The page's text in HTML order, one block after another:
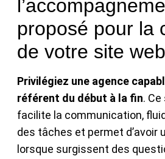
proposé pour la
de votre site web
Privilégiez une agence
référent du début à la fin.
facilite la communication,
des tâches et permet d’avoir
lorsque surgissent des